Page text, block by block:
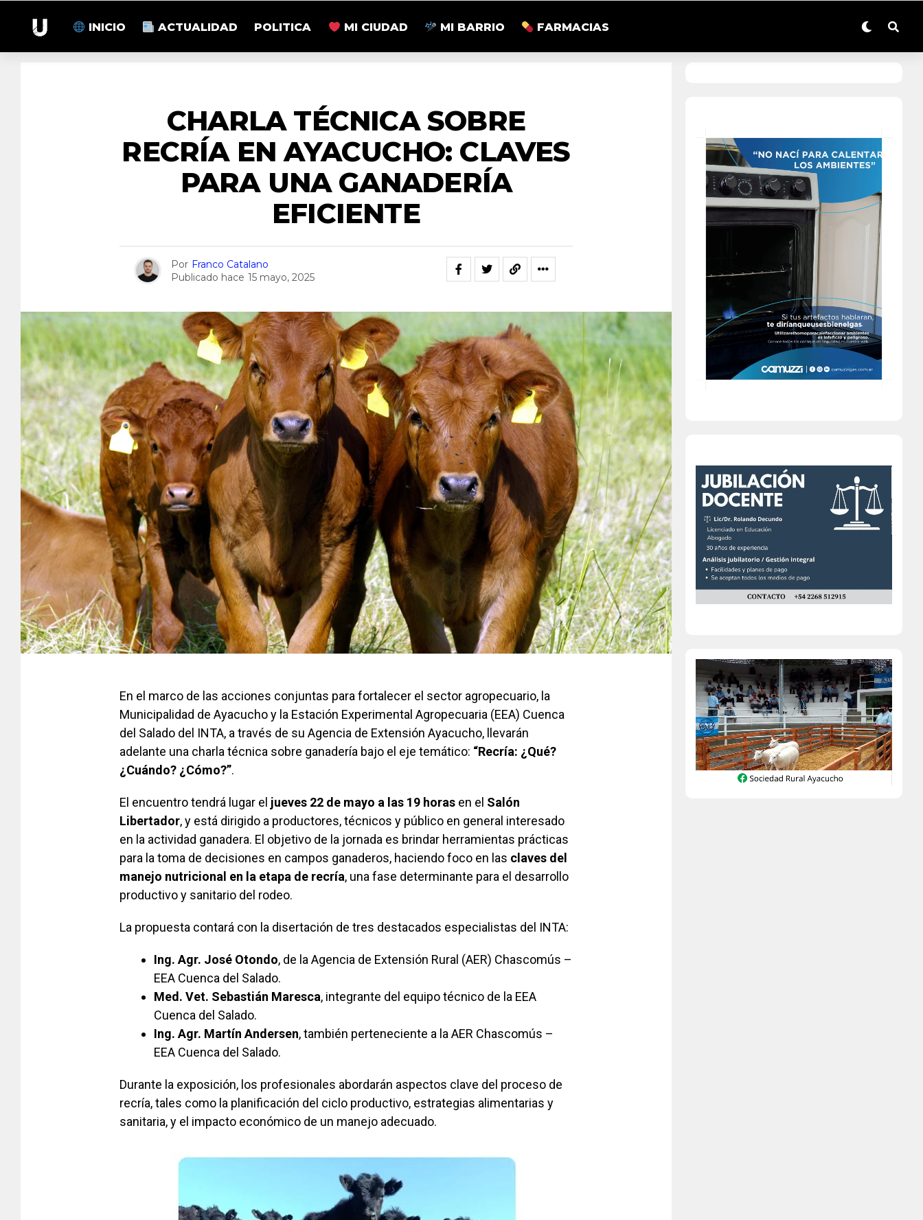
INICIO ACTUALIDAD POLITICA MI CIUDAD MI BARRIO FARMACIAS
CHARLA TÉCNICA SOBRE
RECRÍA EN AYACUCHO: CLAVES
PARA UNA GANADERÍA
EFICIENTE
Por Franco Catalano
Publicado hace 15 mayo, 2025
En el marco de las acciones conjuntas para fortalecer el sector agropecuario, la
Municipalidad de Ayacucho y la Estación Experimental Agropecuaria (EEA) Cuenca
del Salado del INTA, a través de su Agencia de Extensión Ayacucho, llevarán
adelante una charla técnica sobre ganadería bajo el eje temático: “Recría: ¿Qué?
¿Cuándo? ¿Cómo?”.
El encuentro tendrá lugar el jueves 22 de mayo a las 19 horas en el Salón
Libertador, y está dirigido a productores, técnicos y público en general interesado
en la actividad ganadera. El objetivo de la jornada es brindar herramientas prácticas
para la toma de decisiones en campos ganaderos, haciendo foco en las claves del
manejo nutricional en la etapa de recría, una fase determinante para el desarrollo
productivo y sanitario del rodeo.
La propuesta contará con la disertación de tres destacados especialistas del INTA:
Ing. Agr. José Otondo, de la Agencia de Extensión Rural (AER) Chascomús –
EEA Cuenca del Salado.
Med. Vet. Sebastián Maresca, integrante del equipo técnico de la EEA
Cuenca del Salado.
Ing. Agr. Martín Andersen, también perteneciente a la AER Chascomús –
EEA Cuenca del Salado.
Durante la exposición, los profesionales abordarán aspectos clave del proceso de
recría, tales como la planificación del ciclo productivo, estrategias alimentarias y
sanitaria, y el impacto económico de un manejo adecuado.